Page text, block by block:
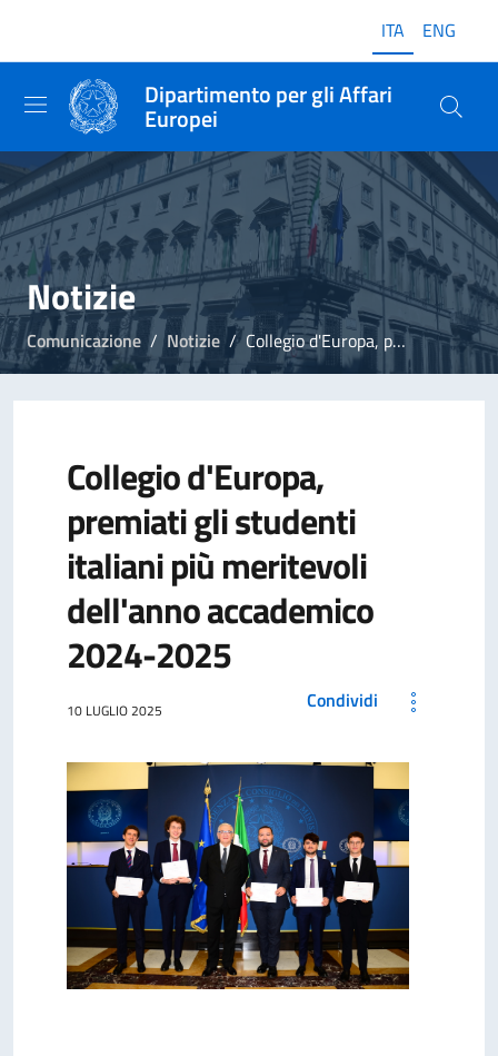
ITA ENG
Dipartimento per gli Affari
Europei
Notizie
Comunicazione Notizie Collegio d'Europa, premiati gli studenti italiani più meritevoli dell'anno accademico 2024-2025
Collegio d'Europa,
premiati gli studenti
italiani più meritevoli
dell'anno accademico
2024-2025
10 LUGLIO 2025 Condividi